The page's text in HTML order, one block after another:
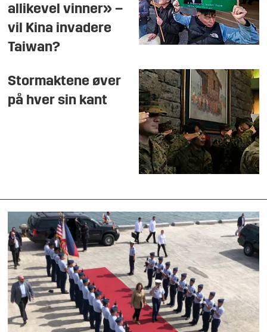
allikevel vinner» –
vil Kina invadere
Taiwan?
Stormaktene øver
på hver sin kant